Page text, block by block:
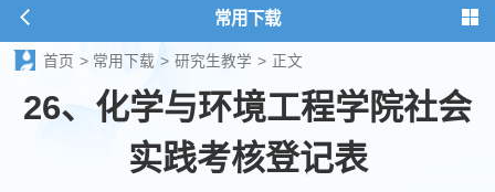
常用下载
首页 > 常用下载 > 研究生教学 > 正文
26、化学与环境工程学院社会
实践考核登记表